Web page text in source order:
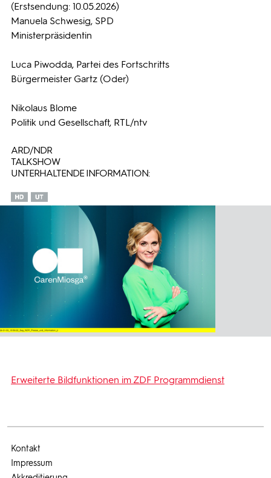
(Erstsendung: 10.05.2026)
Manuela Schwesig, SPD
Ministerpräsidentin
Luca Piwodda, Partei des Fortschritts
Bürgermeister Gartz (Oder)
Nikolaus Blome
Politik und Gesellschaft, RTL/ntv
ARD/NDR
TALKSHOW
UNTERHALTENDE INFORMATION:
Erweiterte Bildfunktionen im ZDF Programmdienst
Kontakt
Impressum